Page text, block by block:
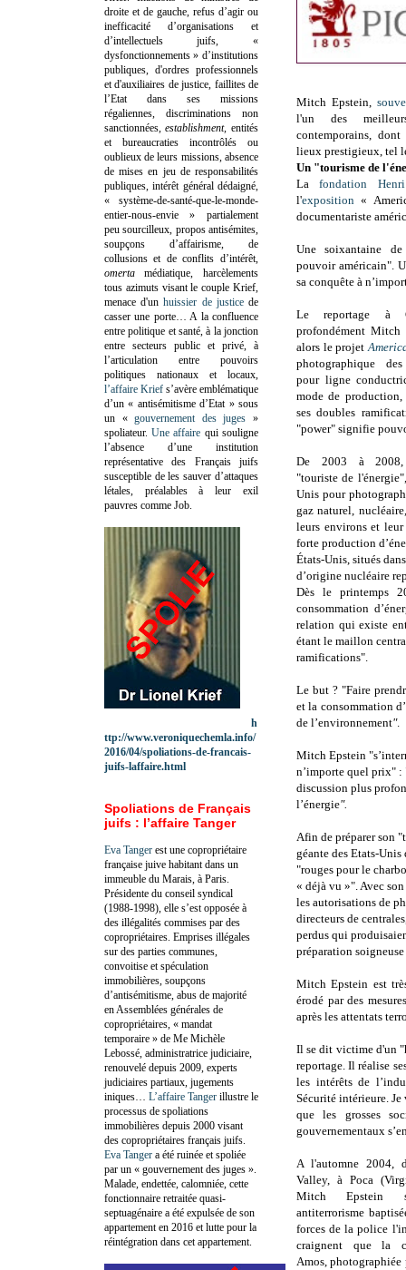
Mitch Epstein,
l'un des
contemporains,
lieux prestigieux, tel
Un "tourisme de
Lafondation
l'exposition «
documentariste
Une soixantaine
pouvoir américain".
sa conquête à
Le reportage à
profondément
alors le projet
photographique
pour ligne
mode de
ses doubles
"power" signifie
De 2003 à
"touriste de
Unis pour
gaz naturel,
leurs environs et
forte production
États-Unis, situés
d’origine nucléaire
Dès le printemps
consommation
relation qui existe
étant le maillon
ramifications".
Le but ? "Faire
et la consommation
de l’environnement".
Mitch Epstein
n’importe quel prix" :
discussion plus
l’énergie".
Afin de préparer son
géante des Etats-
"rouges pour le
« déjà vu »". Avec
les autorisations de
directeurs de
perdus qui
préparation
Mitch Epstein est
érodé par des
après les attentats
Il se dit victime d'un
reportage. Il réalise
les intérêts de
Sécurité intérieure.
que les grosses
gouvernementaux
A l'automne 2004,
Valley, à Poca
Mitch
antiterrorisme
forces de la police
craignent que la
Amos,
droite et de gauche, refus d’agir ou
inefficacité d’organisations et
d’intellectuels juifs, «
dysfonctionnements » d’institutions
publiques, d'ordres professionnels
et d'auxiliaires de justice, faillites de
l’Etat dans ses missions
régaliennes, discriminations non
sanctionnées,establishment, entités
et bureaucraties incontrôlés ou
oublieux de leurs missions, absence
de mises en jeu de responsabilités
publiques, intérêt général dédaigné,
« système-de-santé-que-le-monde-
entier-nous-envie » partialement
peu sourcilleux, propos antisémites,
soupçons d’affairisme, de
collusions et de conflits d’intérêt,
omertamédiatique, harcèlements
tous azimuts visant le couple Krief,
menace d'unhuissier de justicede
casser une porte… A la confluence
entre politique et santé, à la jonction
entre secteurs public et privé, à
l’articulation entre pouvoirs
politiques nationaux et locaux,
l’affaire Krief s’avère emblématique
d’un « antisémitisme d’Etat » sous
un «gouvernement des juges »
spoliateur.Une affaire qui souligne
l’absence d’une institution
représentative des Français juifs
susceptible de les sauver d’attaques
létales, préalables à leur exil
pauvres comme Job.
h
ttp://www.veroniquechemla.info/
2016/04/spoliations-de-francais-
juifs-laffaire.html
Spoliations de Français
juifs : l’affaire Tanger
Eva Tanger est une copropriétaire
française juive habitant dans un
immeuble du Marais, à Paris.
Présidente du conseil syndical
(1988-1998), elle s’est opposée à
des illégalités commises par des
copropriétaires. Emprises illégales
sur des parties communes,
convoitise et spéculation
immobilières, soupçons
d’antisémitisme, abus de majorité
en Assemblées générales de
copropriétaires, « mandat
temporaire » de Me Michèle
Lebossé, administratrice judiciaire,
renouvelé depuis 2009, experts
judiciaires partiaux, jugements
iniques… L’affaire Tanger illustre le
processus de spoliations
immobilières depuis 2000 visant
des copropriétaires français juifs.
Eva Tanger a été ruinée et spoliée
par un « gouvernement des juges ».
Malade, endettée, calomniée, cette
fonctionnaire retraitée quasi-
septuagénaire a été expulsée de son
appartement en 2016 et lutte pour la
réintégration dans cet appartement.